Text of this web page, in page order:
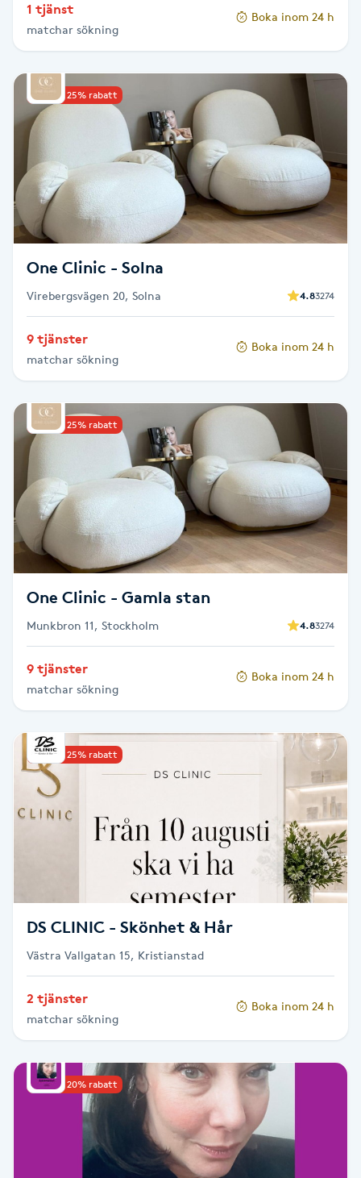
Kemisk peeling
Keratinbehandling
Kinesiologi
Kinesisk medicin
Kiropraktik
Klippning
Klippning & Slingor
Koppningsmassage
Kosmetisk tatuering
Kostrådgivning
Kroppsinpackning
Kärlbehandling
Laserbehandling
Lashlift Keratin
Liktornar
LPG
LPG-behandling
LPG-massage
Luggklippning
Lymfmassage
1 tjänst
matchar sökning
Boka inom 24 h
Upp till 25% rabatt
One Clinic - Solna
Virebergsvägen 20, Solna 4.83274
9 tjänster
matchar sökning
Boka inom 24 h
Upp till 25% rabatt
One Clinic - Gamla stan
Munkbron 11, Stockholm 4.83274
9 tjänster
matchar sökning
Boka inom 24 h
Upp till 25% rabatt
DS CLINIC - Skönhet & Hår
Västra Vallgatan 15, Kristianstad
2 tjänster
matchar sökning
Boka inom 24 h
Upp till 20% rabatt